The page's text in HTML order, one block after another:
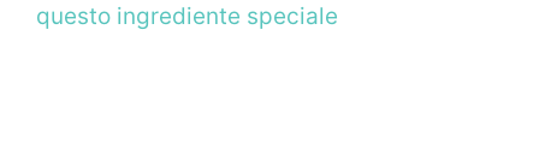
questo ingrediente speciale